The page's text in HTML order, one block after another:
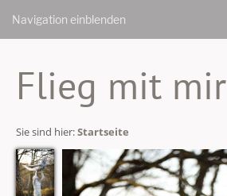
Navigation einblenden
Flieg mit mir
Sie sind hier:Startseite